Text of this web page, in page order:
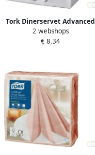
Tork Dinerservet Advanced
1 8 vouw 2-laags
395x390mm 150 vel wit
2 webshops
€ 8,34